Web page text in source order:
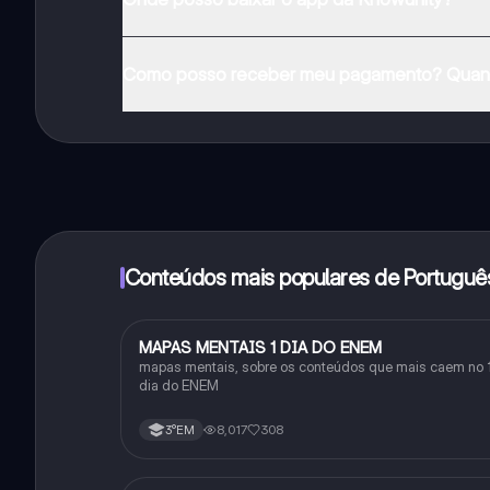
funcionalidades da aplicação, pode adquirir o
Conteúdos mais populares de
Português
MAPAS MENTAIS 1 DIA DO ENEM
mapas mentais, sobre os conteúdos que mais caem no 1
dia do ENEM
3°EM 8,017 308